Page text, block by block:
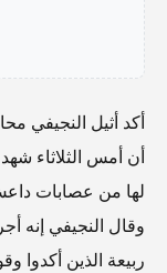
أكد أثيل النجيفي
أن أمس الثلاثاء
لها من عصابات
وقال النجيفي إنه
ربيعة الذين